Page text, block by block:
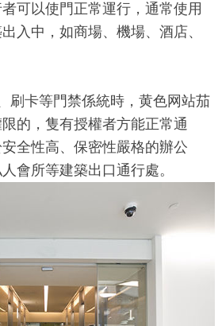
可以使門正常運行，通常使用
入中，如商場、機場、酒店、
刷卡等門禁係統時，黄色网站茄
的，隻有授權者方能正常通
全性高、保密性嚴格的辦公
會所等建築出口通行處。